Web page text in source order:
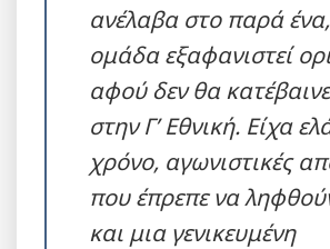
ανέλαβα στο παρά
ομάδα εξαφανιστεί
αφού δεν θα
στην Γ’ Εθνική. Είχα
χρόνο, αγωνιστικές
που έπρεπε να
και μια γενικευμένη